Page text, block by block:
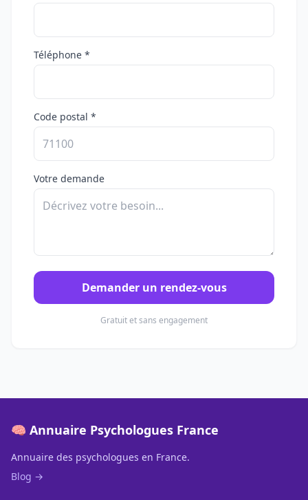
Téléphone *
Code postal *
Votre demande
Demander un rendez-vous
Gratuit et sans engagement
🧠 Annuaire Psychologues France
Annuaire des psychologues en France.
Blog →